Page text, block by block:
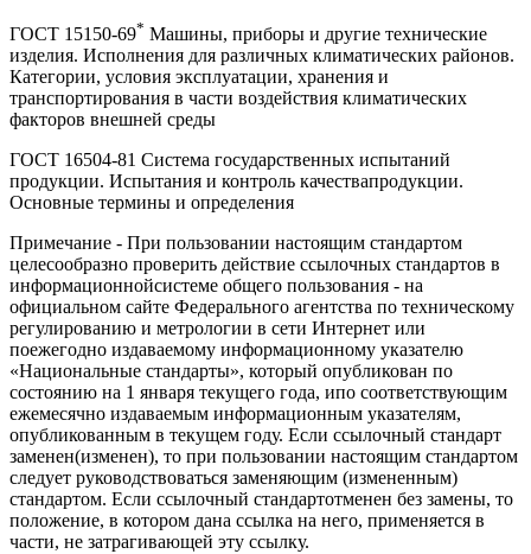
ГОСТ 15150-69* Машины, приборы и другие технические
изделия. Исполнения для различных климатических районов.
Категории, условия эксплуатации, хранения и
транспортирования в части воздействия климатических
факторов внешней среды
ГОСТ 16504-81 Система государственных испытаний
продукции. Испытания и контроль качествапродукции.
Основные термины и определения
Примечание - При пользовании настоящим стандартом
целесообразно проверить действие ссылочных стандартов в
информационнойсистеме общего пользования - на
официальном сайте Федерального агентства по техническому
регулированию и метрологии в сети Интернет или
поежегодно издаваемому информационному указателю
«Национальные стандарты», который опубликован по
состоянию на 1 января текущего года, ипо соответствующим
ежемесячно издаваемым информационным указателям,
опубликованным в текущем году. Если ссылочный стандарт
заменен(изменен), то при пользовании настоящим стандартом
следует руководствоваться заменяющим (измененным)
стандартом. Если ссылочный стандартотменен без замены, то
положение, в котором дана ссылка на него, применяется в
части, не затрагивающей эту ссылку.